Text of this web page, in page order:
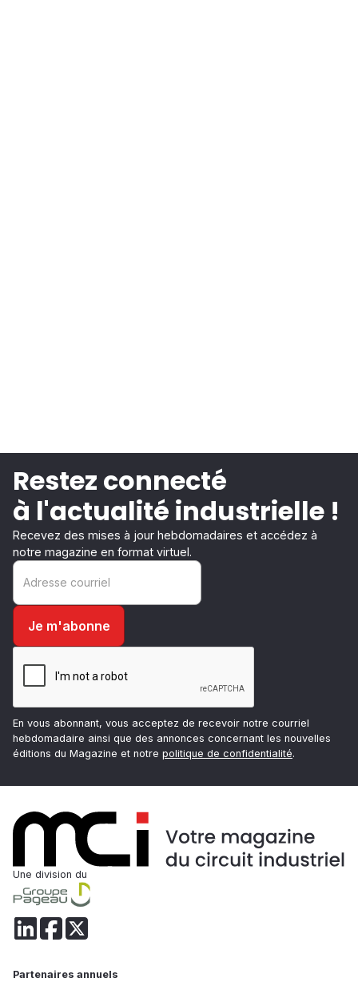
Restez connecté
à l'actualité industrielle !
Recevez des mises à jour hebdomadaires et accédez à
notre magazine en format virtuel.
En vous abonnant, vous acceptez de recevoir notre courriel
hebdomadaire ainsi que des annonces concernant les nouvelles
éditions du Magazine et notre politique de confidentialité.
Une division du
Partenaires annuels